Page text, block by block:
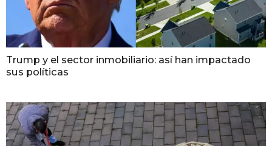
Trump y el sector inmobiliario: así han impactado
sus políticas